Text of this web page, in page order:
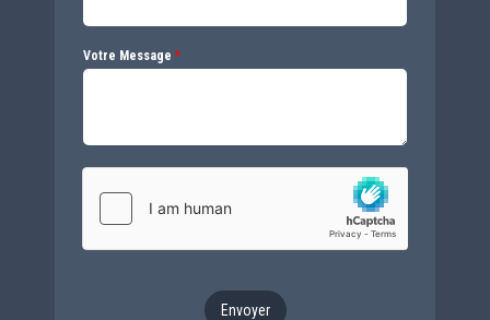
Votre Message *
Envoyer